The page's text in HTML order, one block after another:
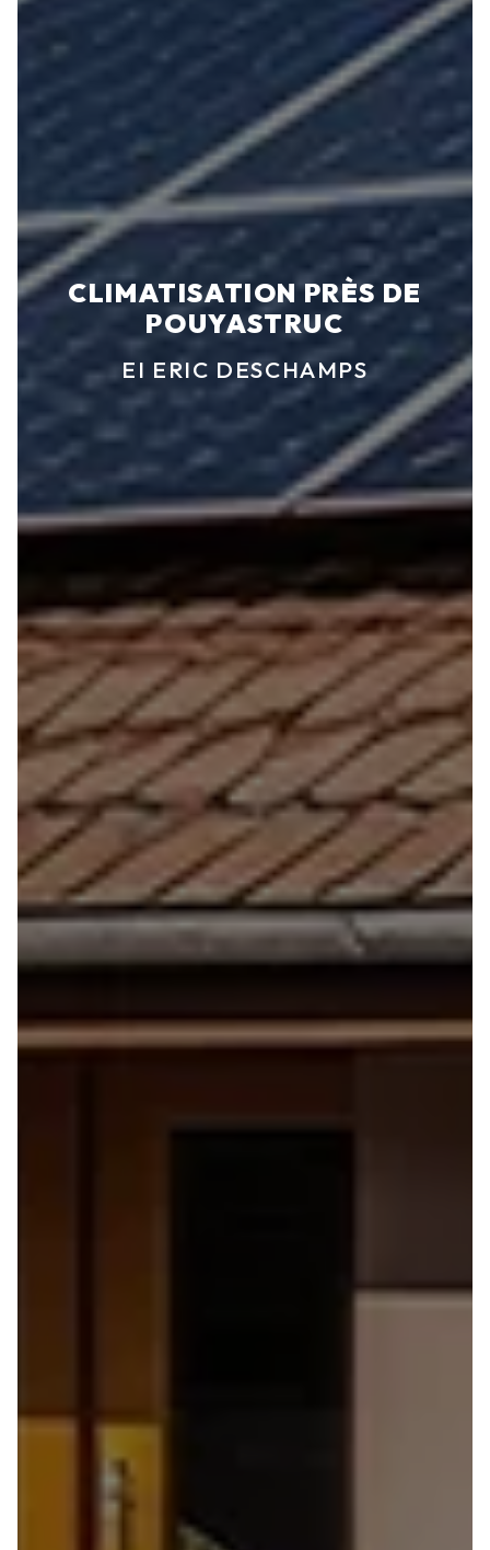
CLIMATISATION PRÈS DE
POUYASTRUC
EI ERIC DESCHAMPS